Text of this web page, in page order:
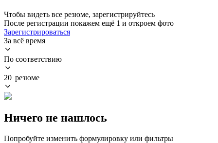
Чтобы видеть все резюме, зарегистрируйтесь
После регистрации покажем ещё 1 и откроем фото
Зарегистрироваться
За всё время
По соответствию
20 резюме
Ничего не нашлось
Попробуйте изменить формулировку или фильтры